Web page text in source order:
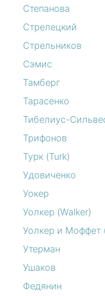
Степанова
Стрелецкий
Стрельников
Сэмис
Тамберг
Тарасенко
Тибелиус-
Трифонов
Турк (Turk)
Удовиченко
Уокер
Уолкер (Walker)
Уолкер и Моффет
Утерман
Ушаков
Федянин